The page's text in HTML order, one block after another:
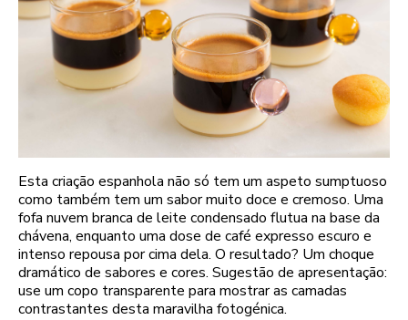
Esta criação espanhola não só tem um aspeto sumptuoso
como também tem um sabor muito doce e cremoso. Uma
fofa nuvem branca de leite condensado flutua na base da
chávena, enquanto uma dose de café expresso escuro e
intenso repousa por cima dela. O resultado? Um choque
dramático de sabores e cores. Sugestão de apresentação:
use um copo transparente para mostrar as camadas
contrastantes desta maravilha fotogénica.